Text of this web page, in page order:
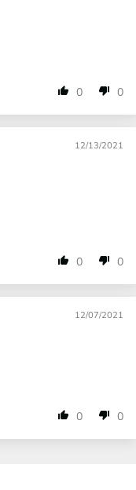
0 0
12/13/2021
0 0
12/07/2021
0 0